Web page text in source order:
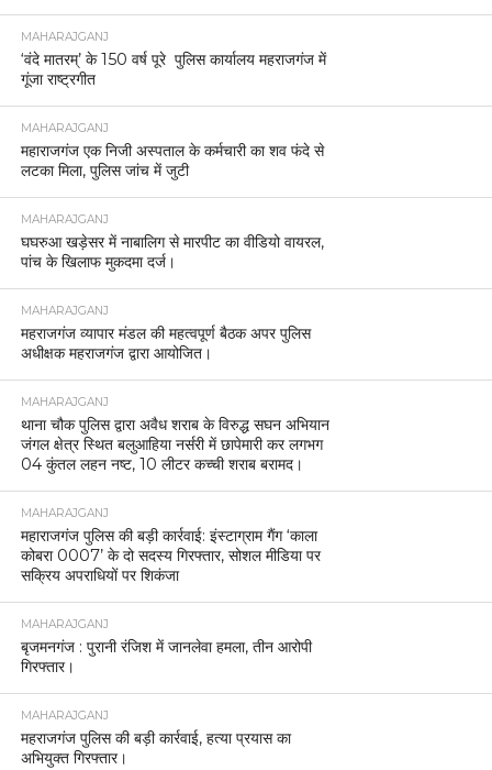
MAHARAJGANJ
‘वंदे मातरम्’ के 150 वर्ष पूरे पुलिस कार्यालय महराजगंज में
गूंजा राष्ट्रगीत
MAHARAJGANJ
महाराजगंज एक निजी अस्पताल के कर्मचारी का शव फंदे से
लटका मिला, पुलिस जांच में जुटी
MAHARAJGANJ
घघरुआ खड़ेसर में नाबालिग से मारपीट का वीडियो वायरल,
पांच के खिलाफ मुकदमा दर्ज।
MAHARAJGANJ
महराजगंज व्यापार मंडल की महत्वपूर्ण बैठक अपर पुलिस
अधीक्षक महराजगंज द्वारा आयोजित।
MAHARAJGANJ
थाना चौक पुलिस द्वारा अवैध शराब के विरुद्ध सघन अभियान
जंगल क्षेत्र स्थित बलुआहिया नर्सरी में छापेमारी कर लगभग
04 कुंतल लहन नष्ट, 10 लीटर कच्ची शराब बरामद।
MAHARAJGANJ
महाराजगंज पुलिस की बड़ी कार्रवाई: इंस्टाग्राम गैंग ‘काला
कोबरा 0007’ के दो सदस्य गिरफ्तार, सोशल मीडिया पर
सक्रिय अपराधियों पर शिकंजा
MAHARAJGANJ
बृजमनगंज : पुरानी रंजिश में जानलेवा हमला, तीन आरोपी
गिरफ्तार।
MAHARAJGANJ
महराजगंज पुलिस की बड़ी कार्रवाई, हत्या प्रयास का
अभियुक्त गिरफ्तार।